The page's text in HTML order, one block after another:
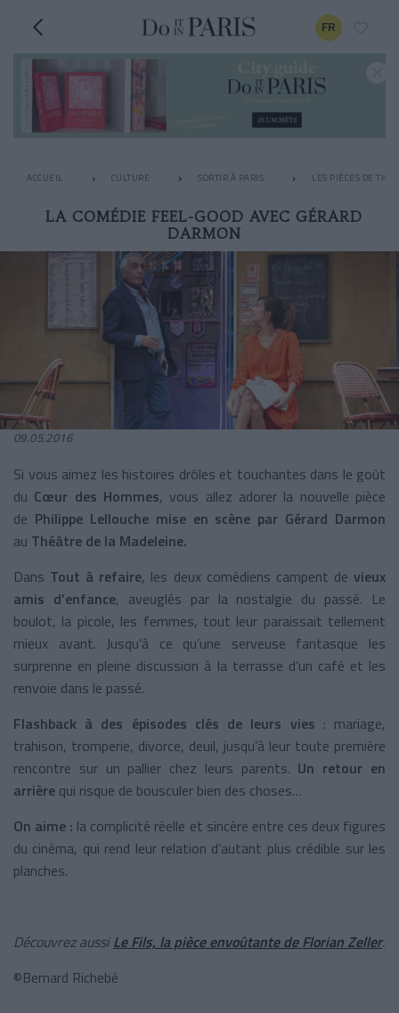
FR
ACCUEIL CULTURE SORTIR À PARIS LES PIÈCES DE
LA COMÉDIE FEEL-GOOD AVEC GÉRARD
DARMON
09.05.2016
Si vous aimez les histoires drôles et touchantes dans le goût
du Cœur des Hommes, vous allez adorer la nouvelle pièce
de Philippe Lellouche mise en scène par Gérard Darmon
au Théâtre de la Madeleine.
Dans Tout à refaire, les deux comédiens campent devieux
amis d’enfance, aveuglés par la nostalgie du passé. Le
boulot, la picole, les femmes, tout leur paraissait tellement
mieux avant. Jusqu’à ce qu’une serveuse fantasque les
surprenne en pleine discussion à la terrasse d’un café et les
renvoie dans le passé.
Flashback à des épisodes clés de leurs vies : mariage,
trahison, tromperie, divorce, deuil, jusqu’à leur toute première
rencontre sur un pallier chez leurs parents. Un retour en
arrière qui risque de bousculer bien des choses…
On aime : la complicité réelle et sincère entre ces deux figures
du cinéma, qui rend leur relation d’autant plus crédible sur les
planches.
Découvrez aussiLe Fils, la pièce envoûtante de Florian Zeller.
©Bernard Richebé